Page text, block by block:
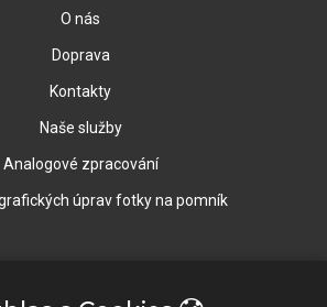
O nás
Doprava
Kontakty
Naše služby
Analogové zpracování
úprav fotky na pomník